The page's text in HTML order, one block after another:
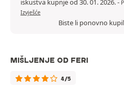
iskustva kupnje od 30. 01. 2026.-
Izvješće
Biste li ponovno
MIŠLJENJE OD FERI
4/5